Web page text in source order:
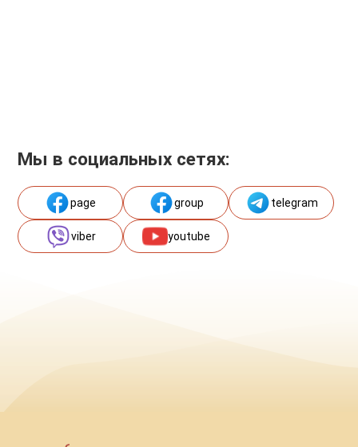
Мы в социальных сетях:
page group telegram
viber youtube